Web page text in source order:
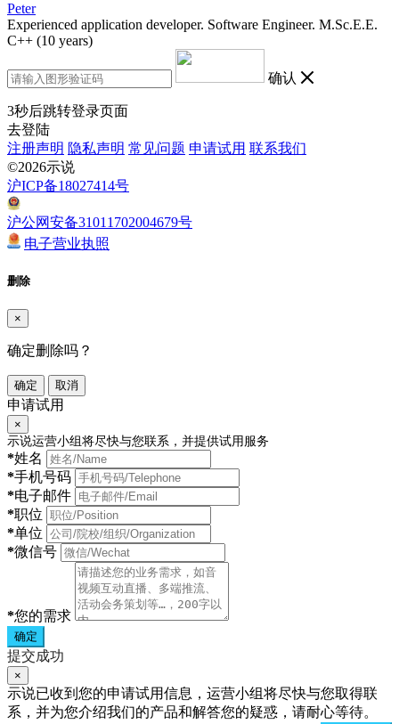
Peter
Experienced application developer. Software Engineer. M.Sc.E.E.
C++ (10 years)
确认
3秒后跳转登录页面
去登陆
注册声明 隐私声明 常见问题 申请试用 联系我们
©2026示说
沪ICP备18027414号
沪公网安备31011702004679号
电子营业执照
删除
×
确定删除吗？
确定 取消
申请试用
×
示说运营小组将尽快与您联系，并提供试用服务
*姓名
*手机号码
*电子邮件
*职位
*单位
*微信号
*您的需求
确定
提交成功
×
示说已收到您的申请试用信息，运营小组将尽快与您取得联
系，并为您介绍我们的产品和解答您的疑惑，请耐心等待。